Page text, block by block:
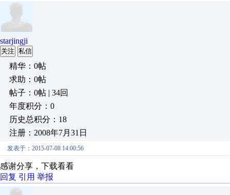
starjingji
关注 私信
精华：0帖
求助：0帖
帖子：0帖 | 34回
年度积分：0
历史总积分：18
注册：2008年7月31日
发表于：2015-07-08 14:00:56
感谢分享，下载看看
回复 引用 举报